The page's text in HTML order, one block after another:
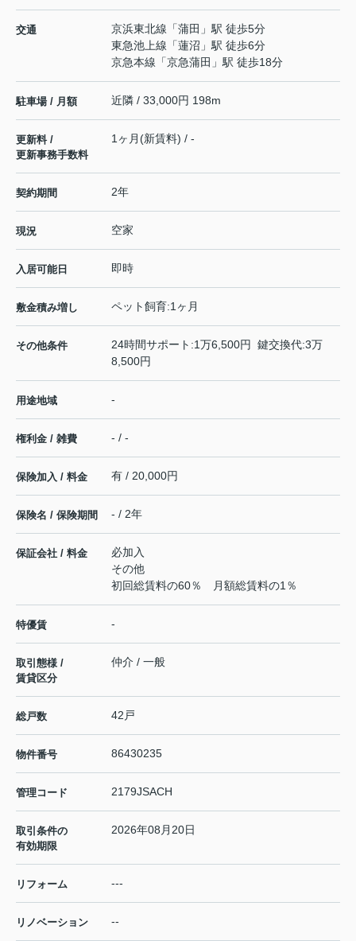
交通 京浜東北線 「蒲田 」駅 徒歩5分
東急池上線 「蓮沼 」駅 徒歩6分
京急本線 「京急蒲田 」駅 徒歩18分
駐車場 / 月額 近隣 / 33,000円 198m
更新料 /
更新事務手数料
1ヶ月(新賃料) / -
契約期間 2年
現況 空家
入居可能日 即時
敷金積み増し ペット飼育:1ヶ月
その他条件
24時間サポート:1万6,500円 鍵交換代:3万
8,500円
用途地域 -
権利金 / 雑費 - / -
保険加入 / 料金 有 / 20,000円
保険名 / 保険期間 - / 2年
保証会社 / 料金
必加入
その他
初回総賃料の60％ 月額総賃料の1％
特優賃 -
取引態様 /
賃貸区分
仲介 / 一般
総戸数 42戸
物件番号 86430235
管理コード 2179JSACH
取引条件の
有効期限
2026年08月20日
リフォーム ---
リノベーション --